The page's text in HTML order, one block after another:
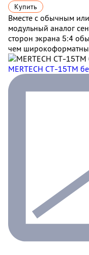
Купить
Вместе с обычным
модульный аналог
сторон экрана 5:4
чем
MERTECH CT-15ТM